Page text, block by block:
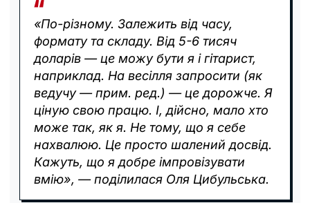
«По-різному. Залежить від часу,
формату та складу. Від 5-6 тисяч
доларів — це можу бути я і гітарист,
наприклад. На весілля запросити (як
ведучу — прим. ред.) — це дорожче. Я
ціную свою працю. І, дійсно, мало хто
може так, як я. Не тому, що я себе
нахвалюю. Це просто шалений досвід.
Кажуть, що я добре імпровізувати
вмію», — поділилася Оля Цибульська.